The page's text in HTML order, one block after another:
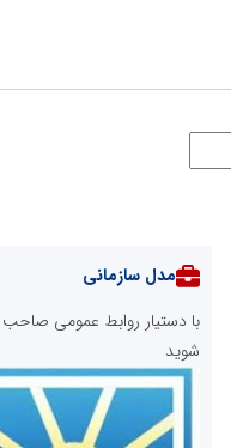
مدل سازمانی
با دستیار روابط عمومی صاحب
شوید